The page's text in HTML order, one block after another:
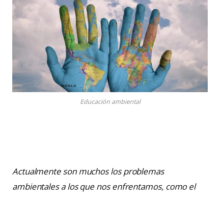
Educación ambiental
Actualmente son muchos los problemas
ambientales a los que nos enfrentamos, como el